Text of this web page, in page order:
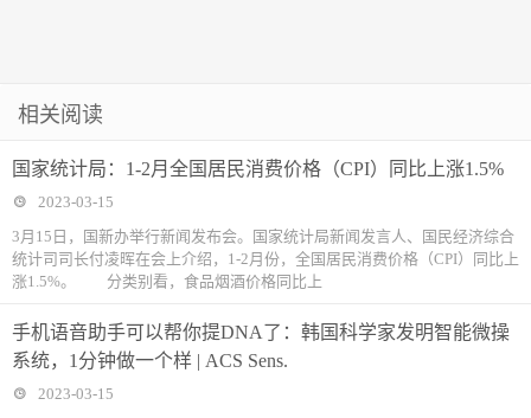
相关阅读
国家统计局：1-2月全国居民消费价格（CPI）同比上涨1.5%
2023-03-15
3月15日，国新办举行新闻发布会。国家统计局新闻发言人、国民经济综合
统计司司长付凌晖在会上介绍，1-2月份，全国居民消费价格（CPI）同比上
涨1.5%。 分类别看，食品烟酒价格同比上
手机语音助手可以帮你提DNA了：韩国科学家发明智能微操
系统，1分钟做一个样 | ACS Sens.
2023-03-15